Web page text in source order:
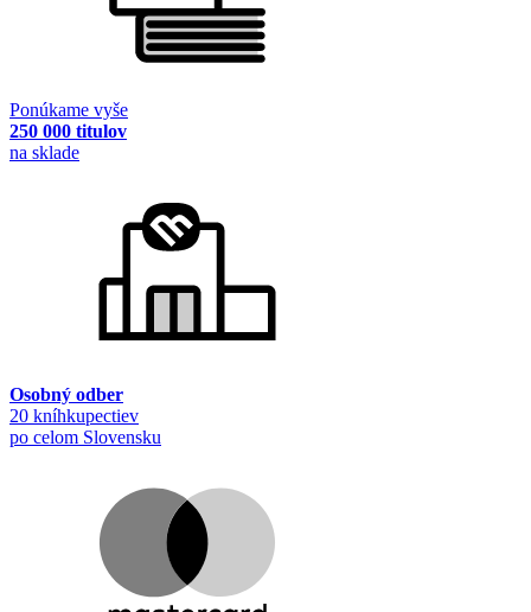
Ponúkame vyše
250 000 titulov
na sklade
Osobný odber
20 kníhkupectiev
po celom Slovensku